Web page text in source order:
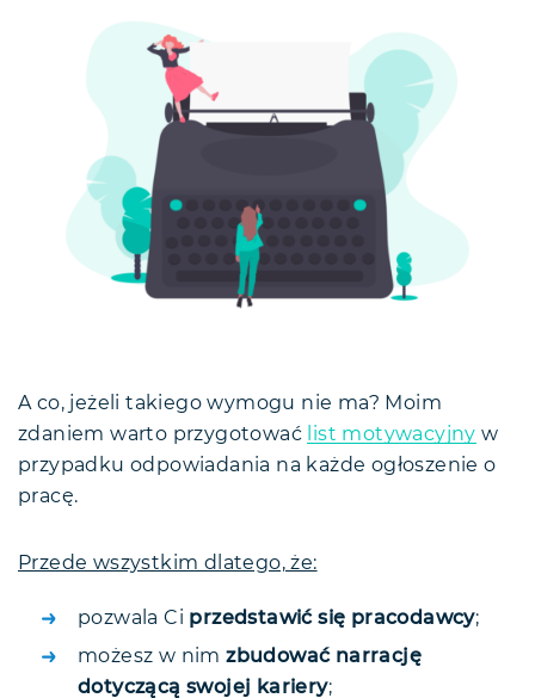
A co, jeżeli takiego wymogu nie ma? Moim
zdaniem warto przygotować
list motywacyjny w
przypadku odpowiadania na każde ogłoszenie o
pracę.
Przede wszystkim dlatego, że:
pozwala Ci przedstawić się pracodawcy;
możesz w nimzbudować narrację
dotyczącą swojej kariery;